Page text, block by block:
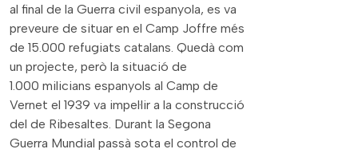
al final de la Guerra civil espanyola, es va
preveure de situar en el Camp Joffre més
de 15.000 refugiats catalans. Quedà com
un projecte, però la situació de
1.000 milicians espanyols al Camp de
Vernet el 1939 va impel·lir a la construcció
del de Ribesaltes. Durant la Segona
Guerra Mundial passà sota el control de